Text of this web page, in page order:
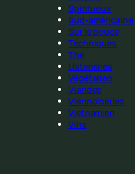
Spiritueux
Sud-américaine
Sur le pouce
Techniques
Thé
Ustensiles
Végétarien
Viandes
Viennoiseries
Vietnamien
Vins